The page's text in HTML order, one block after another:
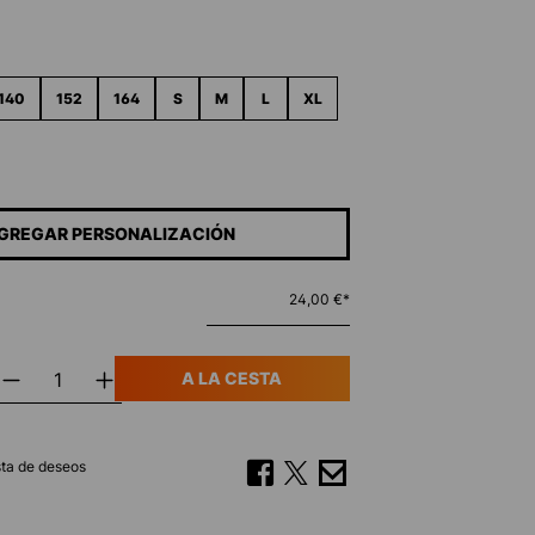
152 164 S M L XL
PERSONALIZACIÓN
24,00 €*
A LA CESTA
de deseos